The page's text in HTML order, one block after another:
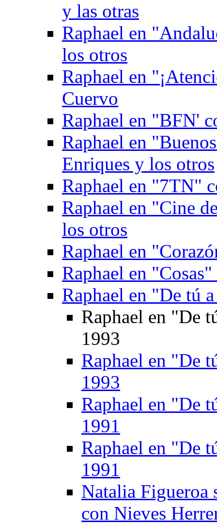
y las otras
Raphael en
los otros
Raphael en
Cuervo
Raphael en "BFN'
Raphael en
Enriques y los otros
Raphael en "7TN"
Raphael en "Cine
los otros
Raphael en
Raphael en
Raphael en "De tú
Raphael en "De
1993
Raphael en "De
1993
Raphael en "De
1991
Raphael en "De
1991
Natalia Figueroa
con Nieves